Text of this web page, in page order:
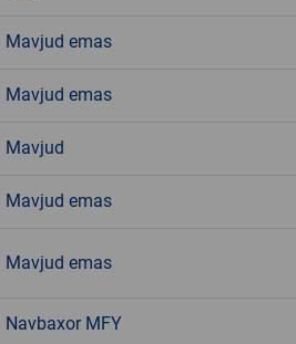
Mavjud emas
Mavjud emas
Mavjud
Mavjud emas
Mavjud emas
Navbaxor MFY